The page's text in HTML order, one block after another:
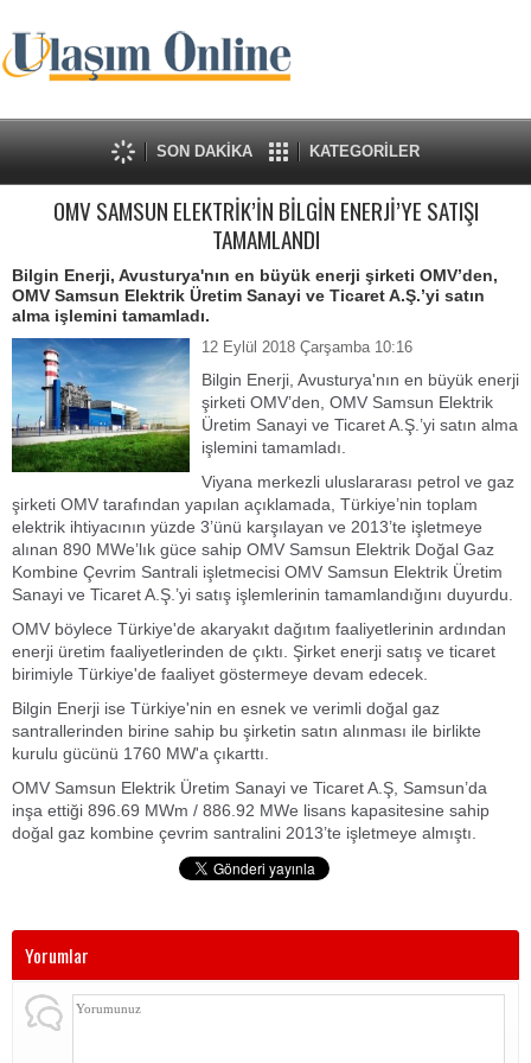
SON DAKİKA KATEGORİLER
OMV SAMSUN ELEKTRİK’İN BİLGİN ENERJİ’YE SATIŞI
TAMAMLANDI
Bilgin Enerji, Avusturya'nın en büyük enerji şirketi OMV’den,
OMV Samsun Elektrik Üretim Sanayi ve Ticaret A.Ş.’yi satın
alma işlemini tamamladı.
12 Eylül 2018 Çarşamba 10:16
Bilgin Enerji, Avusturya'nın en büyük enerji
şirketi OMV’den, OMV Samsun Elektrik
Üretim Sanayi ve Ticaret A.Ş.’yi satın alma
işlemini tamamladı.
Viyana merkezli uluslararası petrol ve gaz
şirketi OMV tarafından yapılan açıklamada, Türkiye’nin toplam
elektrik ihtiyacının yüzde 3’ünü karşılayan ve 2013’te işletmeye
alınan 890 MWe’lık güce sahip OMV Samsun Elektrik Doğal Gaz
Kombine Çevrim Santrali işletmecisi OMV Samsun Elektrik Üretim
Sanayi ve Ticaret A.Ş.’yi satış işlemlerinin tamamlandığını duyurdu.
OMV böylece Türkiye'de akaryakıt dağıtım faaliyetlerinin ardından
enerji üretim faaliyetlerinden de çıktı. Şirket enerji satış ve ticaret
birimiyle Türkiye'de faaliyet göstermeye devam edecek.
Bilgin Enerji ise Türkiye'nin en esnek ve verimli doğal gaz
santrallerinden birine sahip bu şirketin satın alınması ile birlikte
kurulu gücünü 1760 MW'a çıkarttı.
OMV Samsun Elektrik Üretim Sanayi ve Ticaret A.Ş, Samsun’da
inşa ettiği 896.69 MWm / 886.92 MWe lisans kapasitesine sahip
doğal gaz kombine çevrim santralini 2013’te işletmeye almıştı.
Yorumlar